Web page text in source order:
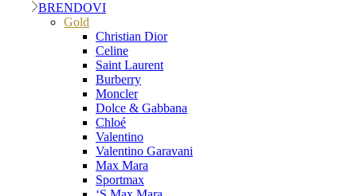
BRENDOVI
Gold
Christian Dior
Celine
Saint Laurent
Burberry
Moncler
Dolce & Gabbana
Chloé
Valentino
Valentino Garavani
Max Mara
Sportmax